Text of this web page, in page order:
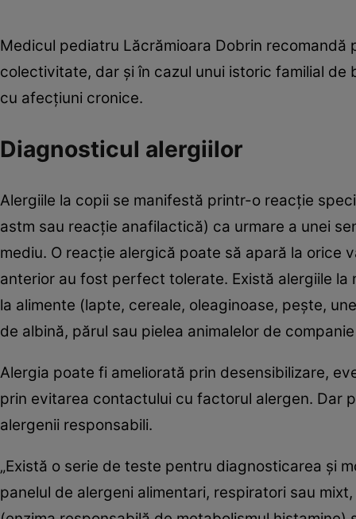
Medicul pediatru Lăcrămioara Dobrin
colectivitate, dar și în cazul unui istoric familial
cu afecțiuni cronice.
Diagnosticul alergiilor
Alergiile la copii se manifestă printr-o reacție
astm sau reacție anafilactică) ca urmare a unei
mediu. O reacție alergică poate să apară la orice
anterior au fost perfect tolerate. Există alergiile
la alimente (lapte, cereale, oleaginoase, pește,
de albină, părul sau pielea animalelor de
Alergia poate fi ameliorată prin desensibilizare,
prin evitarea contactului cu factorul alergen. Dar
alergenii responsabili.
„Există o serie de teste pentru diagnosticarea și
panelul de alergeni alimentari, respiratori sau